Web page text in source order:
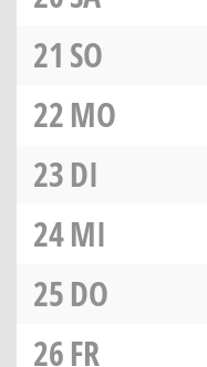
21 SO
22MO
23DI
24MI
25DO
26FR